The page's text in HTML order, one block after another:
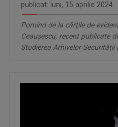
publicat: luni, 15 aprilie 2024
Pornind de la cărţile de
Ceauşescu, recent publicate
Studierea Arhivelor Securității